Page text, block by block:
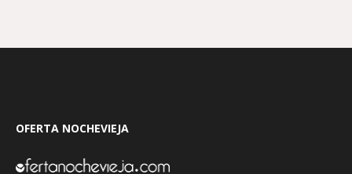
OFERTA NOCHEVIEJA